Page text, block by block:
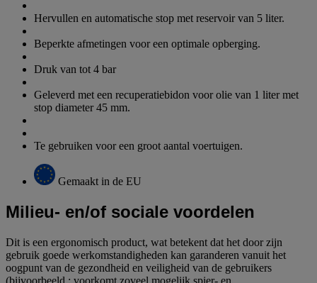
Hervullen en automatische stop met reservoir van 5 liter.
Beperkte afmetingen voor een optimale opberging.
Druk van tot 4 bar
Geleverd met een recuperatiebidon voor olie van 1 liter met
stop diameter 45 mm.
Te gebruiken voor een groot aantal voertuigen.
Gemaakt in de EU
Milieu- en/of sociale voordelen
Dit is een ergonomisch product, wat betekent dat het door zijn
gebruik goede werkomstandigheden kan garanderen vanuit het
oogpunt van de gezondheid en veiligheid van de gebruikers